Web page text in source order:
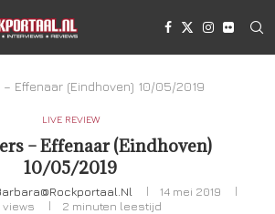
Effenaar (Eindhoven) 10/05/2019
LIVE REVIEW
– Effenaar (Eindhoven)
10/05/2019
14 mei 2019
views 2 minuten leestijd